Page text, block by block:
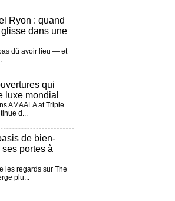
Ryon : quand
dans une
dû avoir lieu — et
qui
luxe mondial
AMAALA at Triple
d...
de bien-
portes à
les regards sur The
plu...